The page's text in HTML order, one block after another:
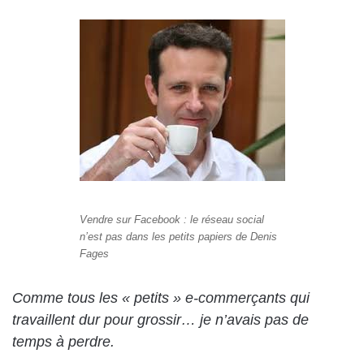
Vendre sur Facebook : le réseau social
n’est pas dans les petits papiers de Denis
Fages
Comme tous les « petits » e-commerçants qui
travaillent dur pour grossir… je n’avais pas de
temps à perdre.